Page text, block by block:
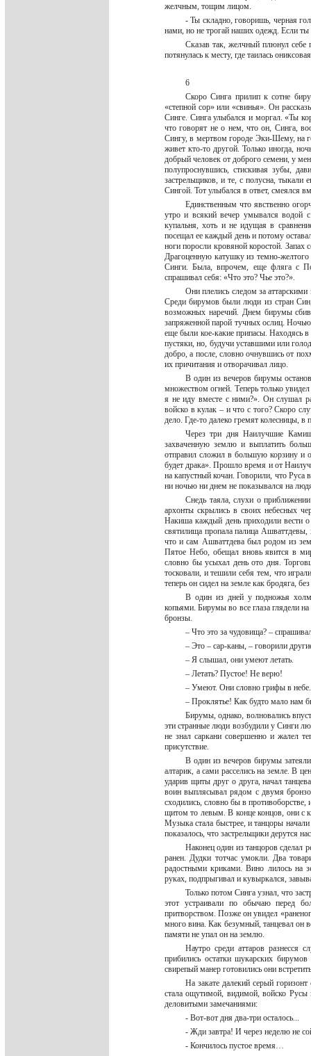
желчным, тощим лицом.
- Ты складно, говоришь, черная
нами, но не трогай наших одежд. Если
Сказав так, желчный плюнул себе
потянулась к месту, где таилась
6
Скоро Синга прилип к сотне
«степной сор» или «свинья». Он
Синге. Синга улыбался и моргал. «Ты
что говорят не о нем, что он, Синга,
Сингу, в мертвом городе Эки-Шему, на
живет кто-то другой. Только иногда,
добрый человек от доброго семени, у
полупроснувшись, стискивая зубы,
застрельщиков, и те, с полусна, тыкали
Сингой. Тот улыбался в ответ, смеялся
Единственным что явственно
утро и всякий вечер умывался
купальня, хоть и не идущая в
посещал ее каждый день и потому
ноги поросли кровяной коростой. Запах
Драгоценную катушку из темно-желтого
Синги. Была, впрочем, еще фляга с
спрашивал себя: «Что это? Чье это?».
Они плелись следом за
Среди бирумов были люди из стран
возможных наречий. Днем бирумы
запряженной парой тучных ослиц.
еще были кое-какие припасы. Находясь
пустяки, но, будучи уставшими или
добро, а после, словно очнувшись от
их причитания и отворачивал лицо.
В один из вечеров бирумы
множеством огней. Теперь только
я не иду вместе с ними?». Он слушал
войско в кулак – и что с того? Скоро
дело. Где-то далеко гремят колесницы,
Через три дня Наилучшие
захваченную землю и выплатить
отправил сложил в большую корзину и
будет драка». Прошло время и от
на капустный кочан. Говорили, что Руса
ни ночью ни днем не показывался на
Снедь таяла, слухи о
архонты скрылись в своих небесных
Накиша каждый день приходили вести о
святилища пропала палица Ашваттдевы,
что и сам Ашваттдева был родом из
Пятое Небо, обещал вновь явится в
словно бы усыхал день ото дня.
тосковали, и тешили себя тем, что
теперь он сидел на земле как бродяга,
В один из дней у подножья
копьями. Бирумы во все глаза глядели
бронзы.
– Что это за чудовища? –
– Это – сар-каны, – говорили
– Я слышал, они умеют летать.
– Летать? Пустое! Не верю!
– Умеют. Они словно грифы в
– Проклятье! Как будто мало нам
Бирумы, однако, волновались
эти странные люди возбудили у Синги
не знал саркани совершенно и жалел
присутствие.
В один из вечеров бирумы
алтарик, а сами расселись на земле. В
ударив щиты друг о друга, начал
воин выплясывал рядом с двумя
сходились, словно бы в
щитом то левым. В конце концов, они с
Музыка стала быстрее, и танцоры
показалось, что застрельщики дерутся
Наконец один из танцоров сделал
ранен. Дудки тотчас умокли. Два
радостными криками. Вино лилось на
руках, подпрыгивал и кувыркался,
Только потом Синга узнал, что
этот устраивали по обычаю перед
притворством. Позже он увидел
много вина. Как безумный, танцевал он
памяти не упал он на землю.
Наутро среди аттаров разнесся
прибились остатки шукарских
свирепый манер готовились они
На закате далекий серый
стала ощутимой, видимой, войско Русы
деловитыми замечаниями:
- Вот-вот дня два-три осталось...
- Жди завтра! И через неделю не
- Кончилось пустое время…